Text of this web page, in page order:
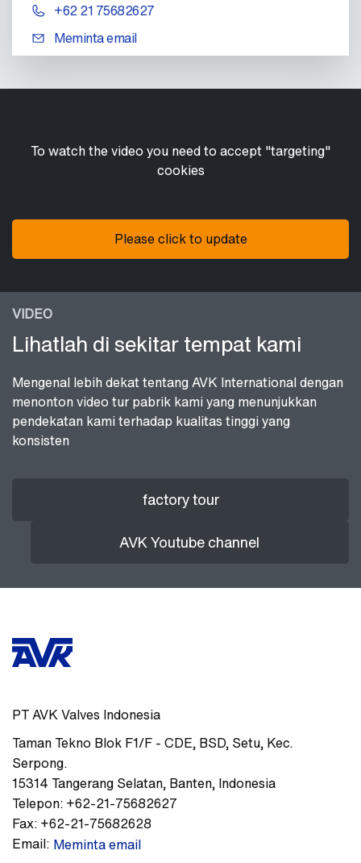
+62 21 75682627
Meminta email
To watch the video you need to accept "targeting"
cookies
Please click to update
VIDEO
Lihatlah di sekitar tempat kami
Mengenal lebih dekat tentang AVK International dengan
menonton video tur pabrik kami yang menunjukkan
pendekatan kami terhadap kualitas tinggi yang
konsisten
factory tour
AVK Youtube channel
PT AVK Valves Indonesia
Taman Tekno Blok F1/F - CDE, BSD, Setu, Kec.
Serpong.
15314 Tangerang Selatan, Banten, Indonesia
Telepon: +62-21-75682627
Fax: +62-21-75682628
Email: Meminta email